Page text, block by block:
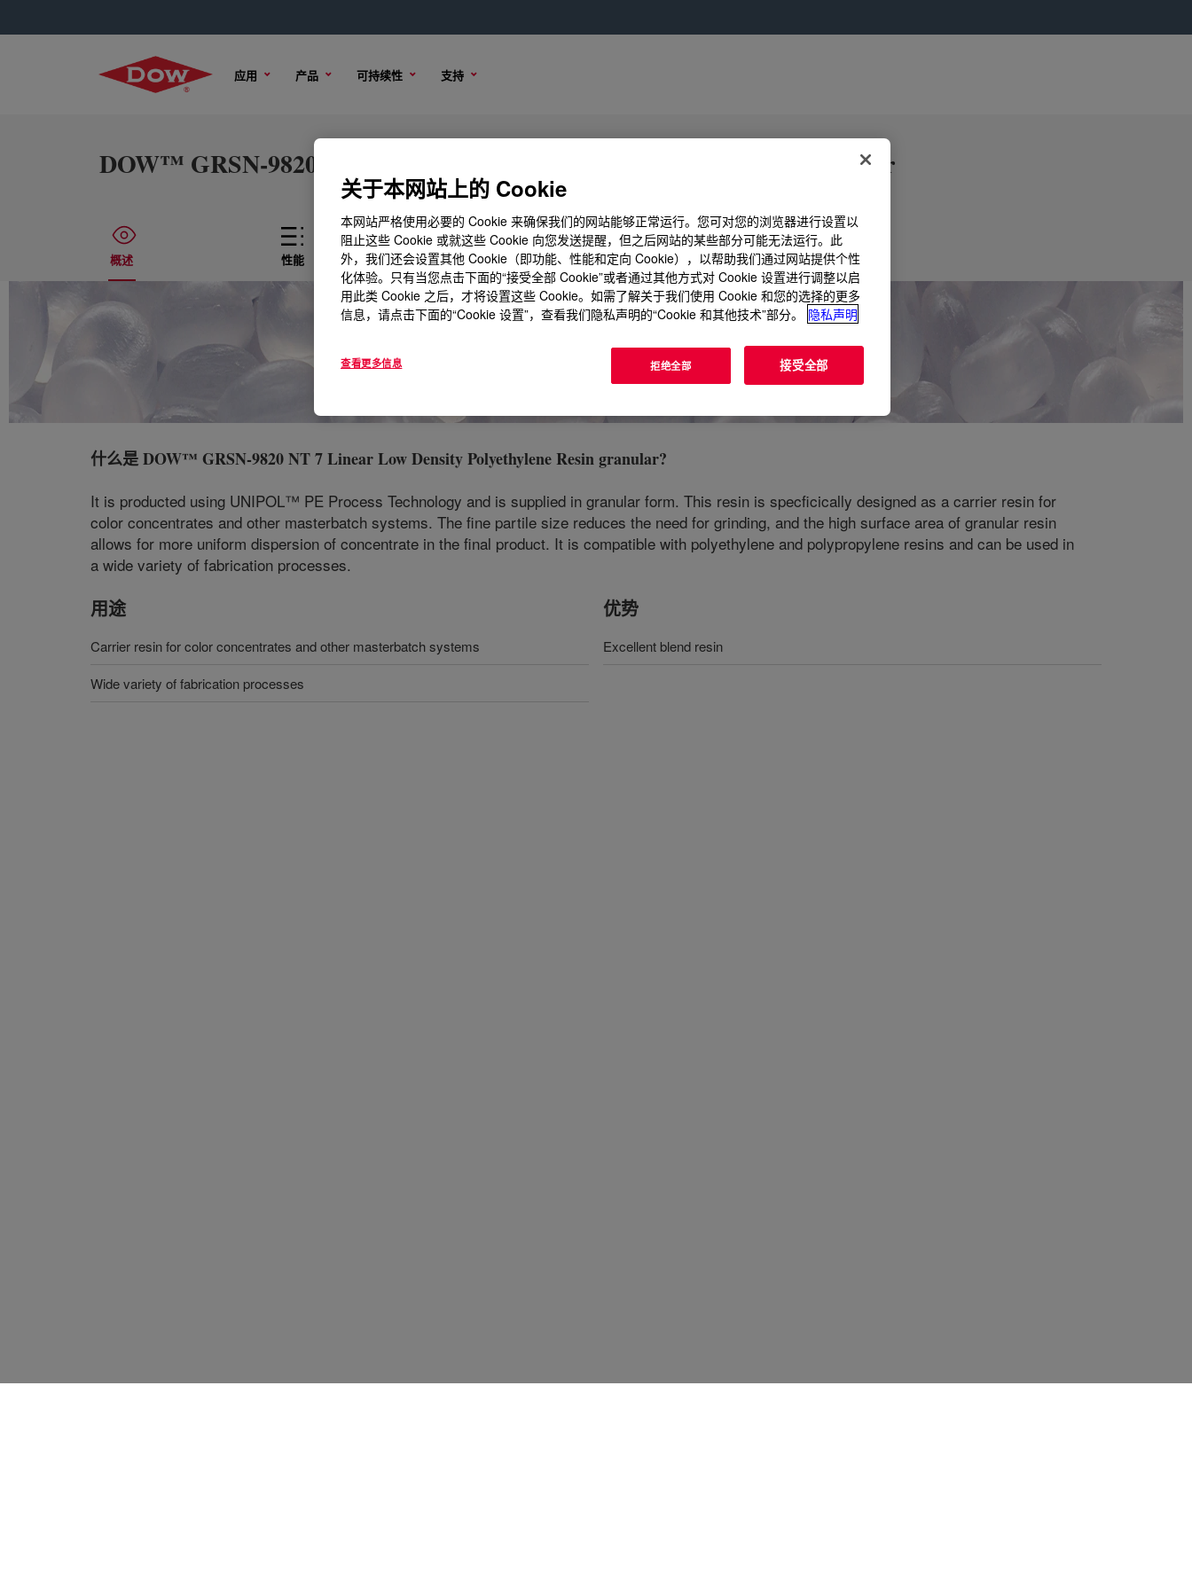
应用 产品 可持续性 支持
DOW™ GRSN-9820 NT 7 Linear Low Density Polyethylene Resin granular
概述 性能 技术内容 样品选项 购买选项
什么是DOW™ GRSN-9820 NT 7 Linear Low Density Polyethylene Resin granular?
It is producted using UNIPOL™ PE Process Technology and is supplied in granular form. This resin is specficically designed as a carrier resin for
color concentrates and other masterbatch systems. The fine partile size reduces the need for grinding, and the high surface area of granular resin
allows for more uniform dispersion of concentrate in the final product. It is compatible with polyethylene and polypropylene resins and can be used in
a wide variety of fabrication processes.
用途
Carrier resin for color concentrates and other masterbatch systems
Wide variety of fabrication processes
优势
Excellent blend resin
关于本网站上的 Cookie
本网站严格使用必要的 Cookie 来确保我们的网站能够正常运行。您可对您的浏览器进行设置以
阻止这些 Cookie 或就这些 Cookie 向您发送提醒，但之后网站的某些部分可能无法运行。此
外，我们还会设置其他 Cookie（即功能、性能和定向 Cookie），以帮助我们通过网站提供个性
化体验。只有当您点击下面的“接受全部 Cookie”或者通过其他方式对 Cookie 设置进行调整以启
用此类 Cookie 之后，才将设置这些 Cookie。如需了解关于我们使用 Cookie 和您的选择的更多
信息，请点击下面的“Cookie 设置”，查看我们隐私声明的“Cookie 和其他技术”部分。
隐私声明
查看更多信息 拒绝全部 接受全部